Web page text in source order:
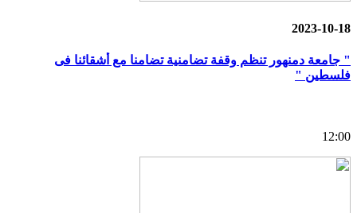
2023-10-18
" جامعة دمنهور تنظم وقفة تضامنية تضامنا مع أشقائنا فى
فلسطين "
12:00